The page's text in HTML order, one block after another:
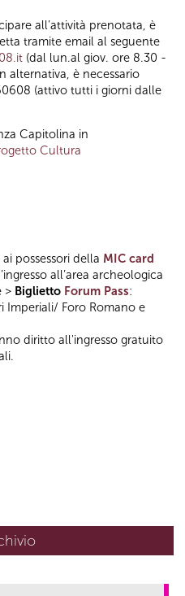
all’attività prenotata, è
tramite email al seguente
(dal lun.al giov. ore 8.30 -
alternativa, è necessario
(attivo tutti i giorni dalle
Capitolina in
Cultura
possessori della MIC card
all’area archeologica
> Biglietto Forum Pass:
Imperiali/ Foro Romano e
diritto all'ingresso gratuito